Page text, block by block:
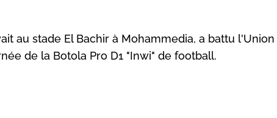
au stade El Bachir à Mohammedia, a battu l'Union
de la Botola Pro D1 "Inwi" de football.